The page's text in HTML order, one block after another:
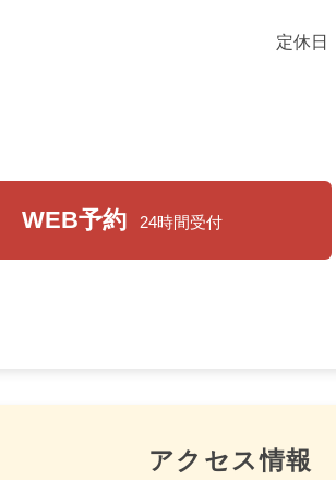
定休日
WEB予約 24時間受付
アクセス情報